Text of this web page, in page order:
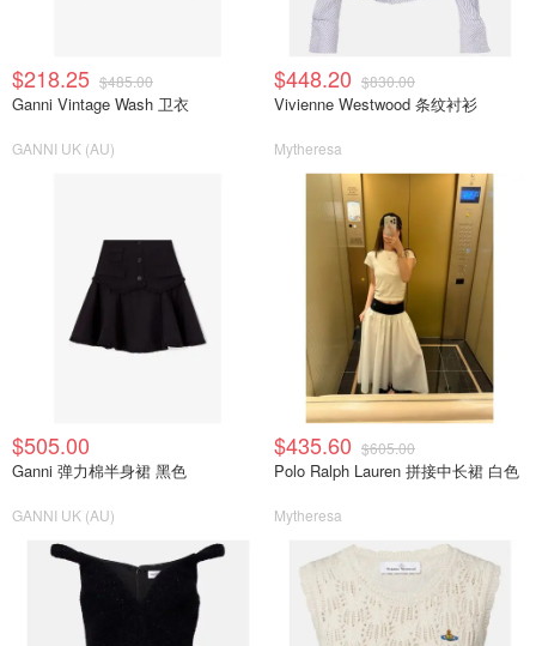
$218.25 $485.00
Ganni Vintage Wash 卫衣
GANNI UK (AU)
$448.20 $830.00
Vivienne Westwood 条纹衬衫
Mytheresa
$505.00
Ganni 弹力棉半身裙 黑色
GANNI UK (AU)
$435.60 $605.00
Polo Ralph Lauren 拼接中长裙 白色
Mytheresa